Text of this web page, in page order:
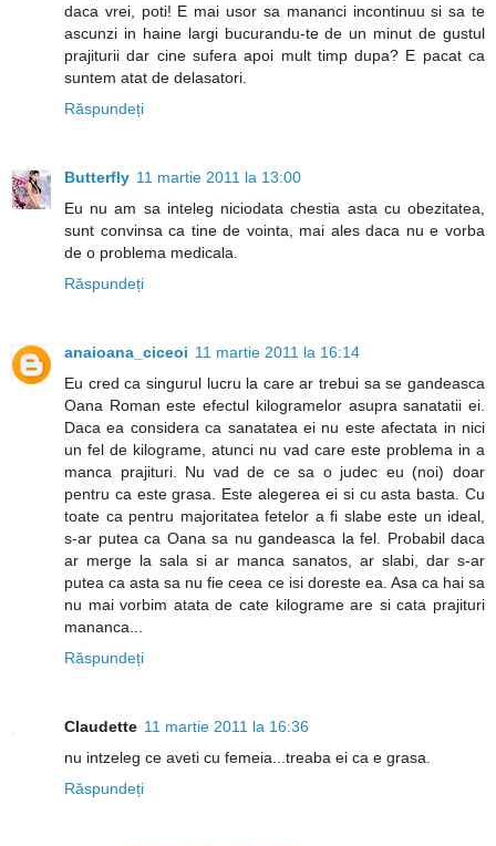
daca vrei, poti! E mai usor sa mananci incontinuu si sa te
ascunzi in haine largi bucurandu-te de un minut de gustul
prajiturii dar cine sufera apoi mult timp dupa? E pacat ca
suntem atat de delasatori.
Răspundeți
Butterfly 11 martie 2011 la 13:00
Eu nu am sa inteleg niciodata chestia asta cu obezitatea,
sunt convinsa ca tine de vointa, mai ales daca nu e vorba
de o problema medicala.
Răspundeți
anaioana_ciceoi 11 martie 2011 la 16:14
Eu cred ca singurul lucru la care ar trebui sa se gandeasca
Oana Roman este efectul kilogramelor asupra sanatatii ei.
Daca ea considera ca sanatatea ei nu este afectata in nici
un fel de kilograme, atunci nu vad care este problema in a
manca prajituri. Nu vad de ce sa o judec eu (noi) doar
pentru ca este grasa. Este alegerea ei si cu asta basta. Cu
toate ca pentru majoritatea fetelor a fi slabe este un ideal,
s-ar putea ca Oana sa nu gandeasca la fel. Probabil daca
ar merge la sala si ar manca sanatos, ar slabi, dar s-ar
putea ca asta sa nu fie ceea ce isi doreste ea. Asa ca hai sa
nu mai vorbim atata de cate kilograme are si cata prajituri
mananca...
Răspundeți
Claudette 11 martie 2011 la 16:36
nu intzeleg ce aveti cu femeia...treaba ei ca e grasa.
Răspundeți